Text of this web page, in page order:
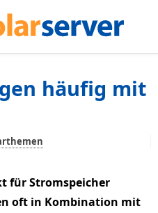
häufig mit
für Stromspeicher
oft in Kombination mit